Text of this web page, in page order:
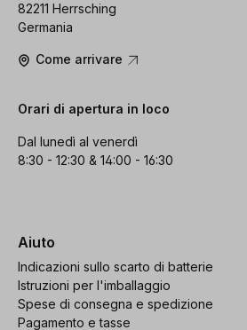
82211 Herrsching
Germania
Come arrivare
Orari di apertura in loco
Dal lunedì al venerdì
8:30 - 12:30 & 14:00 - 16:30
Aiuto
Indicazioni sullo scarto di batterie
Istruzioni per l'imballaggio
Spese di consegna e spedizione
Pagamento e tasse